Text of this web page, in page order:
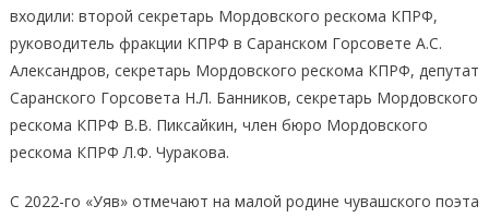
входили: второй секретарь Мордовского рескома КПРФ,
руководитель фракции КПРФ в Саранском Горсовете А.С.
Александров, секретарь Мордовского рескома КПРФ, депутат
Саранского Горсовета Н.Л. Банников, секретарь Мордовского
рескома КПРФ В.В. Пиксайкин, член бюро Мордовского
рескома КПРФ Л.Ф. Чуракова.
С 2022-го «Уяв» отмечают на малой родине чувашского поэта